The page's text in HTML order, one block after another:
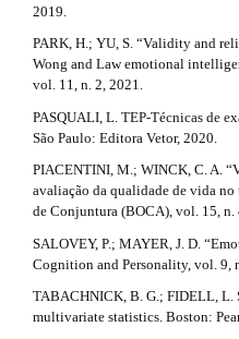
2019.
PARK, H.; YU, S. “Validity and
Wong and Law emotional
vol. 11, n. 2, 2021.
PASQUALI, L. TEP-Técnicas de
São Paulo: Editora Vetor, 2020.
PIACENTINI, M.; WINCK, C. A.
avaliação da qualidade de vida
de Conjuntura (BOCA), vol. 15, n.
SALOVEY, P.; MAYER, J. D.
Cognition and Personality, vol. 9,
TABACHNICK, B. G.; FIDELL, L.
multivariate statistics. Boston: